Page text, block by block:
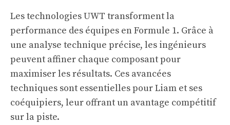
Les technologies UWT transforment la
performance des équipes en Formule 1. Grâce à
une analyse technique précise, les ingénieurs
peuvent affiner chaque composant pour
maximiser les résultats. Ces avancées
techniques sont essentielles pour Liam et ses
coéquipiers, leur offrant un avantage compétitif
sur la piste.